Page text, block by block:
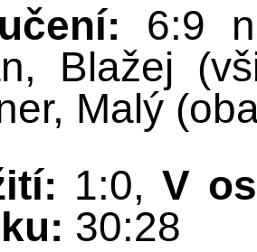
6:9
Blažej
Malý
1:0,V
30:28